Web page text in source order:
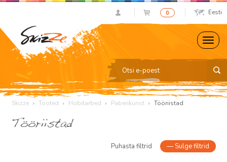
0 Eesti
Skizze Tooted Hobitarbed Paberikunst Tööriistad
Tööriistad
Puhasta filtrid — Sulge filtrid